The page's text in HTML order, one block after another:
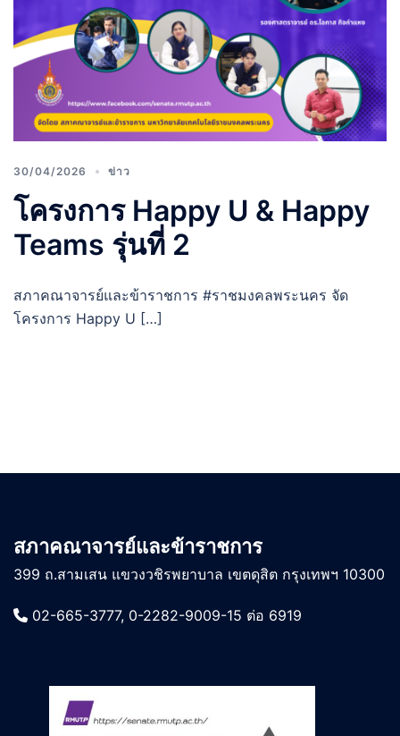
30/04/2026 ข่าว
โครงการ Happy U & Happy
Teams รุ่นที่ 2
สภาคณาจารย์และข้าราชการ #ราชมงคลพระนคร จัด
โครงการ Happy U […]
สภาคณาจารย์และข้าราชการ
399 ถ.สามเสน แขวงวชิรพยาบาล เขตดุสิต กรุงเทพฯ 10300
02-665-3777, 0-2282-9009-15 ต่อ 6919